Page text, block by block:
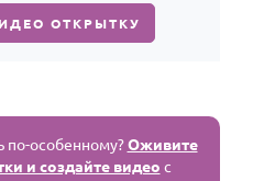
ОТКРЫТКУ
по-особенному?Оживите
и создайте видео с